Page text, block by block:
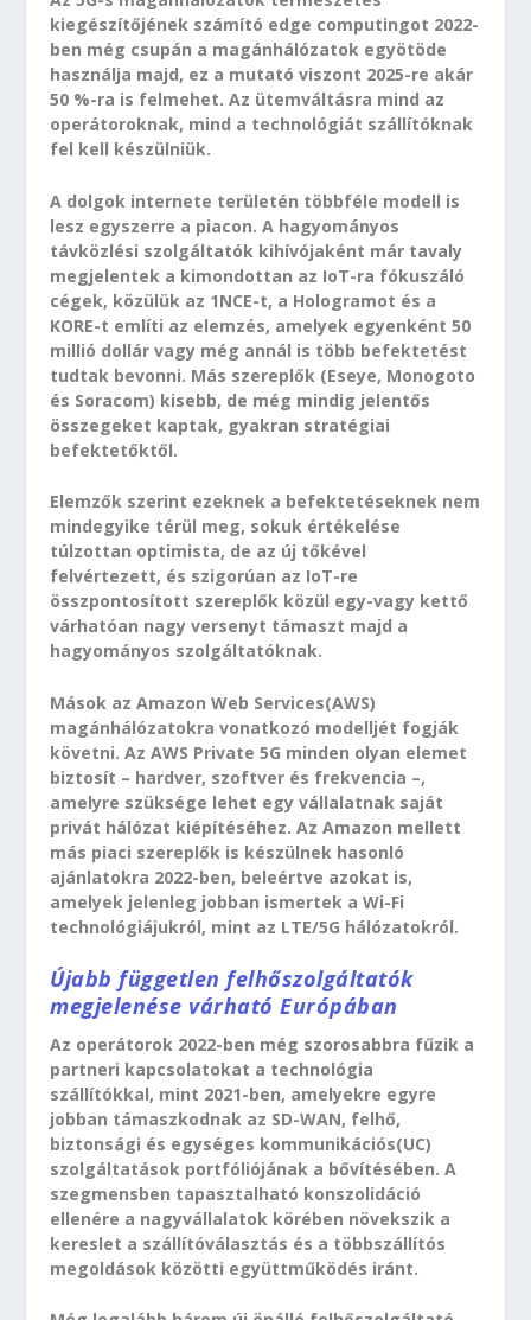
kiegészítőjének számító edge computingot 2022-
ben még csupán a magánhálózatok egyötöde
használja majd, ez a mutató viszont 2025-re akár
50 %-ra is felmehet. Az ütemváltásra mind az
operátoroknak, mind a technológiát szállítóknak
fel kell készülniük.
A dolgok internete területén többféle modell is
lesz egyszerre a piacon. A hagyományos
távközlési szolgáltatók kihívójaként már tavaly
megjelentek a kimondottan az IoT-ra fókuszáló
cégek, közülük az 1NCE-t, a Hologramot és a
KORE-t említi az elemzés, amelyek egyenként 50
millió dollár vagy még annál is több befektetést
tudtak bevonni. Más szereplők (Eseye, Monogoto
és Soracom) kisebb, de még mindig jelentős
összegeket kaptak, gyakran stratégiai
befektetőktől.
Elemzők szerint ezeknek a befektetéseknek nem
mindegyike térül meg, sokuk értékelése
túlzottan optimista, de az új tőkével
felvértezett, és szigorúan az IoT-re
összpontosított szereplők közül egy-vagy kettő
várhatóan nagy versenyt támaszt majd a
hagyományos szolgáltatóknak.
Mások az Amazon Web Services(AWS)
magánhálózatokra vonatkozó modelljét fogják
követni. Az AWS Private 5G minden olyan elemet
biztosít – hardver, szoftver és frekvencia –,
amelyre szüksége lehet egy vállalatnak saját
privát hálózat kiépítéséhez. Az Amazon mellett
más piaci szereplők is készülnek hasonló
ajánlatokra 2022-ben, beleértve azokat is,
amelyek jelenleg jobban ismertek a Wi-Fi
technológiájukról, mint az LTE/5G hálózatokról.
Újabb független felhőszolgáltatók
megjelenése várható Európában
Az operátorok 2022-ben még szorosabbra fűzik a
partneri kapcsolatokat a technológia
szállítókkal, mint 2021-ben, amelyekre egyre
jobban támaszkodnak az SD-WAN, felhő,
biztonsági és egységes kommunikációs(UC)
szolgáltatások portfóliójának a bővítésében. A
szegmensben tapasztalható konszolidáció
ellenére a nagyvállalatok körében növekszik a
kereslet a szállítóválasztás és a többszállítós
megoldások közötti együttműködés iránt.